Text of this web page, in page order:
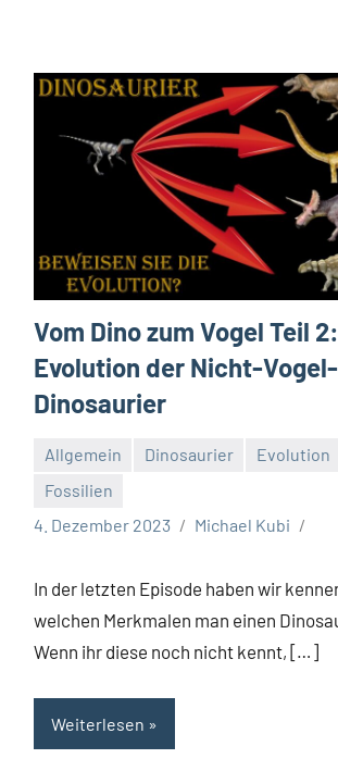
Vom Dino zum Vogel Teil 2:
Evolution der Nicht-Vogel-
Dinosaurier
Allgemein Dinosaurier
Evolution
Fossilien
4. Dezember 2023
Michael Kubi
In der letzten Episode haben wir
welchen Merkmalen man einen
Wenn ihr diese noch nicht kennt, […]
Weiterlesen